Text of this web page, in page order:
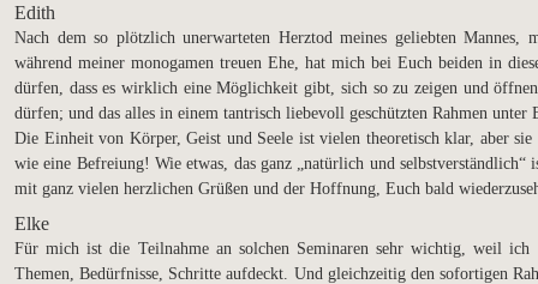
Edith
Nach dem so plötzlich unerwarteten Herztod meines geliebten Mannes,
während meiner monogamen treuen Ehe, hat mich bei Euch beiden in
dürfen, dass es wirklich eine Möglichkeit gibt, sich so zu zeigen und
dürfen; und das alles in einem tantrisch liebevoll geschützten Rahmen
Die Einheit von Körper, Geist und Seele ist vielen theoretisch klar, aber
wie eine Befreiung! Wie etwas, das ganz „natürlich und
mit ganz vielen herzlichen Grüßen und der Hoffnung, Euch bald
Elke
Für mich ist die Teilnahme an solchen Seminaren sehr wichtig, weil
Themen, Bedürfnisse, Schritte aufdeckt. Und gleichzeitig den sofortigen